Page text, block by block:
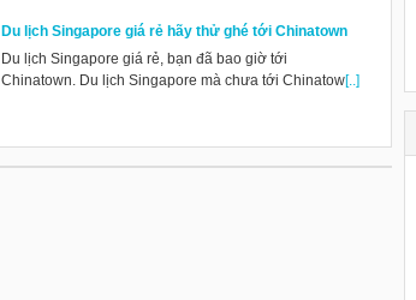
Du lịch Singapore giá rẻ hãy thử ghé tới Chinatown
Du lịch Singapore giá rẻ, bạn đã bao giờ tới
Chinatown. Du lịch Singapore mà chưa tới Chinatow[..]